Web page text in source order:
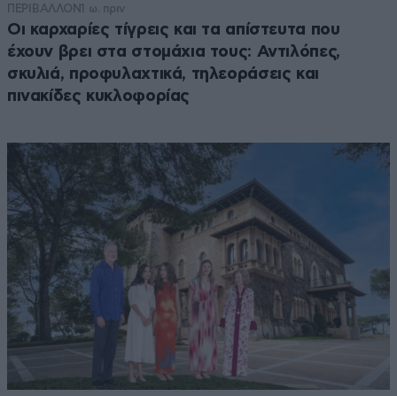
ΠΕΡΙΒΑΛΛΟΝ 1 ω. πριν
Οι καρχαρίες τίγρεις και τα απίστευτα που
έχουν βρει στα στομάχια τους: Αντιλόπες,
σκυλιά, προφυλαχτικά, τηλεοράσεις και
πινακίδες κυκλοφορίας